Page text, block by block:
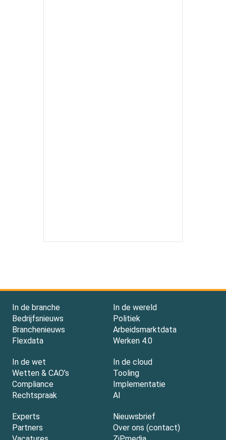
In de branche
Bedrijfsnieuws
Branchenieuws
Flexdata
In de wereld
Politiek
Arbeidsmarktdata
Werken 4.0
In de wet
Wetten & CAO’s
Compliance
Rechtspraak
In de cloud
Tooling
Implementatie
AI
Experts
Partners
Nieuwsbrief
Over ons (contact)